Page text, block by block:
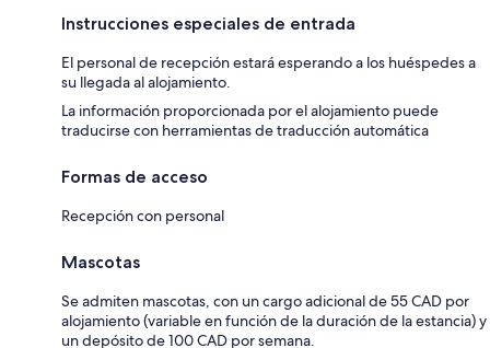
Instrucciones especiales de entrada
El personal de recepción estará esperando a los huéspedes a
su llegada al alojamiento.
La información proporcionada por el alojamiento puede
traducirse con herramientas de traducción automática
Formas de acceso
Recepción con personal
Mascotas
Se admiten mascotas, con un cargo adicional de 55 CAD por
alojamiento (variable en función de la duración de la estancia) y
un depósito de 100 CAD por semana.